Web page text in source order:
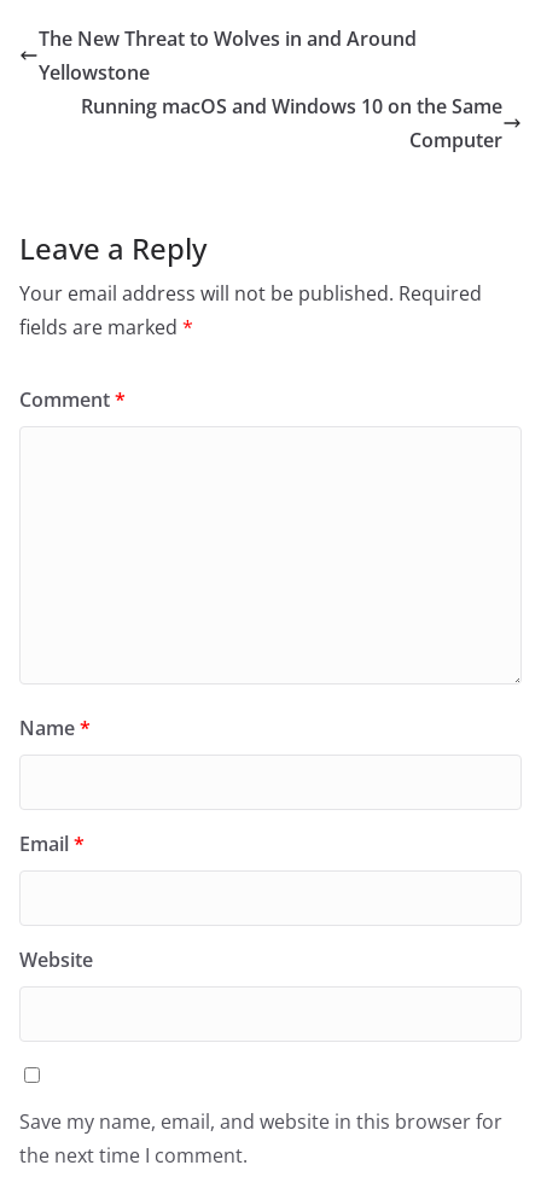
The New Threat to Wolves in and Around
Yellowstone
Running macOS and Windows 10 on the Same
Computer
Leave a Reply
Your email address will not be published. Required
fields are marked *
Comment*
Name*
Email*
Website
Save my name, email, and website in this browser for
the next time I comment.